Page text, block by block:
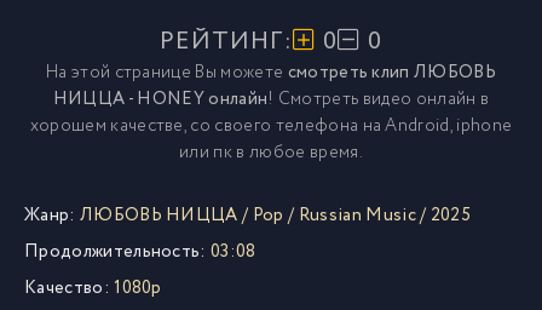
РЕЙТИНГ: 0 0
На этой странице Вы можете смотреть клип ЛЮБОВЬ
НИЦЦА - HONEY онлайн! Смотреть видео онлайн в
хорошем качестве, со своего телефона на Android, iphone
или пк в любое время.
Жанр: ЛЮБОВЬ НИЦЦА/ Pop / Russian Music/ 2025
Продолжительность: 03:08
Качество: 1080p